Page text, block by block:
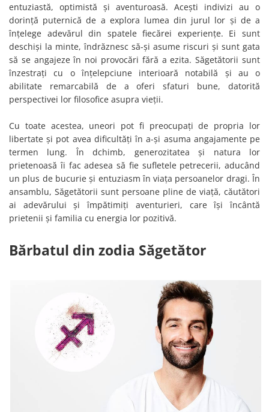
entuziastă, optimistă și aventuroasă. Acești indivizi au o
dorință puternică de a explora lumea din jurul lor și de a
înțelege adevărul din spatele fiecărei experiențe. Ei sunt
deschiși la minte, îndrăznesc să-și asume riscuri și sunt gata
să se angajeze în noi provocări fără a ezita. Săgetătorii sunt
înzestrați cu o înțelepciune interioară notabilă și au o
abilitate remarcabilă de a oferi sfaturi bune, datorită
perspectivei lor filosofice asupra vieții.
Cu toate acestea, uneori pot fi preocupați de propria lor
libertate și pot avea dificultăți în a-și asuma angajamente pe
termen lung. În dchimb, generozitatea și natura lor
prietenoasă îi fac adesea să fie sufletele petrecerii, aducând
un plus de bucurie și entuziasm în viața persoanelor dragi. În
ansamblu, Săgetătorii sunt persoane pline de viață, căutători
ai adevărului și împătimiți aventurieri, care își încântă
prietenii și familia cu energia lor pozitivă.
Bărbatul din zodia Săgetător